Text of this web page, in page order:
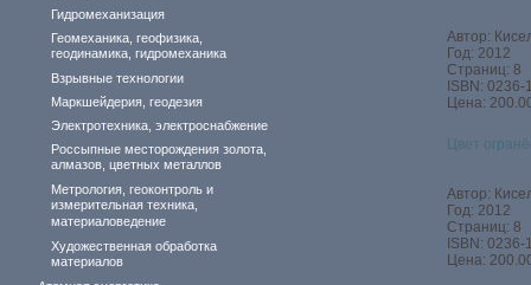
Гидромеханизация
Геомеханика, геофизика,
геодинамика, гидромеханика
Взрывные технологии
Маркшейдерия, геодезия
Электротехника, электроснабжение
Россыпные месторождения золота,
алмазов, цветных металлов
Метрология, геоконтроль и
измерительная техника,
материаловедение
Художественная обработка
материалов
Автор:
Год: 2012
Страниц: 8
ISBN: 0236-
Цена:
Цвет
Автор:
Год: 2012
Страниц: 8
ISBN: 0236-
Цена: